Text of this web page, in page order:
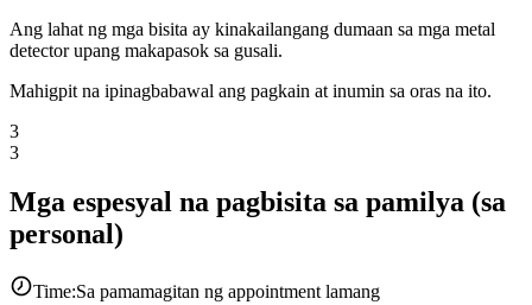
Ang lahat ng mga bisita ay kinakailangang dumaan sa mga metal
detector upang makapasok sa gusali.
Mahigpit na ipinagbabawal ang pagkain at inumin sa oras na ito.
3
3
Mga espesyal na pagbisita sa pamilya (sa
personal)
Time:Sa pamamagitan ng appointment lamang